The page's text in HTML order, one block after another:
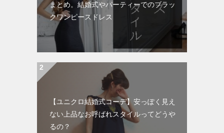
まとめ。結婚式やパーティーでのブラッ
クワンピースドレス
【ユニクロ結婚式コーデ】安っぽく見え
ない上品なお呼ばれスタイルってどうや
るの？